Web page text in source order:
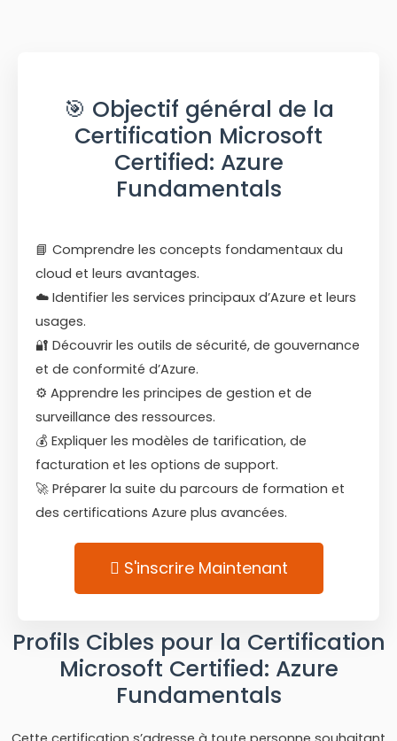
🎯 Objectif général de la
Certification Microsoft
Certified: Azure
Fundamentals
📘 Comprendre les concepts fondamentaux du
cloud et leurs avantages.
☁️ Identifier les services principaux d’Azure et leurs
usages.
🔐 Découvrir les outils de sécurité, de gouvernance
et de conformité d’Azure.
⚙️ Apprendre les principes de gestion et de
surveillance des ressources.
💰 Expliquer les modèles de tarification, de
facturation et les options de support.
🚀 Préparer la suite du parcours de formation et
des certifications Azure plus avancées.
S'inscrire Maintenant
Profils Cibles pour la Certification
Microsoft Certified: Azure
Fundamentals